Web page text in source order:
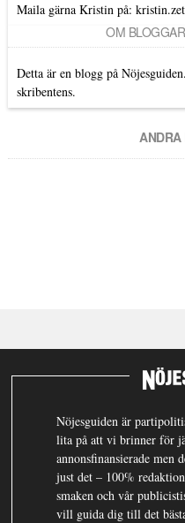
Maila gärna Kristin på:
OM
Detta är en blogg på
skribentens.
Nöjesguiden är
lita på att vi brinner för
annonsfinansierade men
just det – 100%
smaken och vår
vill guida dig till det